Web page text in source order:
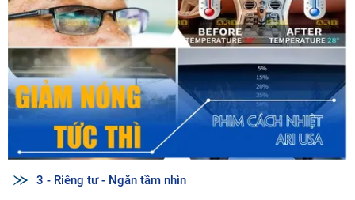
3 - Riêng tư - Ngăn tầm nhìn